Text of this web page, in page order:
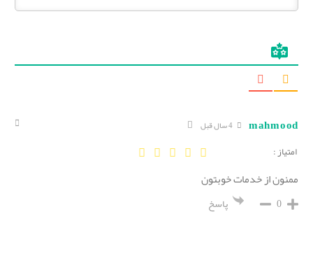
mahmood
امتیاز :
ممنون از خدمات خوبتون
0 پاسخ